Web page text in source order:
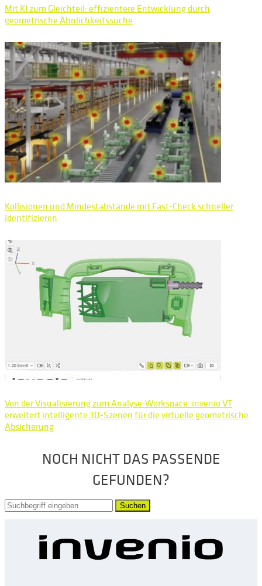
Mit KI zum Gleichteil: effizientere Entwicklung durch
geometrische Ähnlichkeitssuche
Kollisionen und Mindestabstände mit Fast-Check schneller
identifizieren
Von der Visualisierung zum Analyse-Workspace: invenio VT
erweitert intelligente 3D-Szenen für die virtuelle geometrische
Absicherung
NOCH NICHT DAS PASSENDE
GEFUNDEN?
Suchen